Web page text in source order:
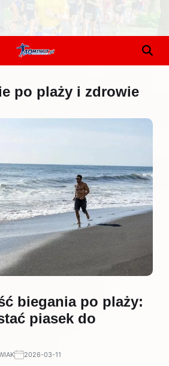
po plaży i zdrowie
biegania po plaży:
piasek do
2026-03-11